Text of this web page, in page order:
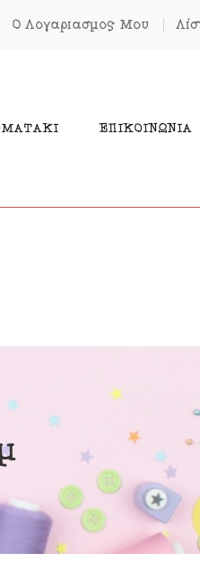
Ο Λογαριασμός Μου
ΕΠΙΚΟΙΝΩΝΊΑ